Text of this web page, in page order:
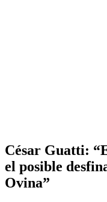
César Guatti:
el posible
Ovina”